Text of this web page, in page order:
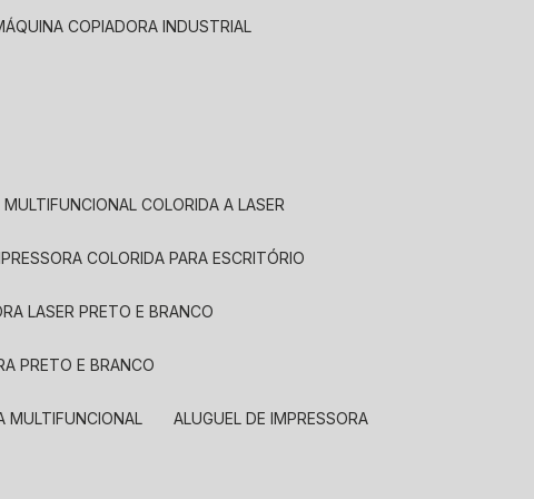
COPIADORA INDUSTRIAL
MULTIFUNCIONAL COLORIDA A LASER
COLORIDA PARA ESCRITÓRIO
LASER PRETO E BRANCO
PRETO E BRANCO
MULTIFUNCIONAL ALUGUEL DE IMPRESSORA